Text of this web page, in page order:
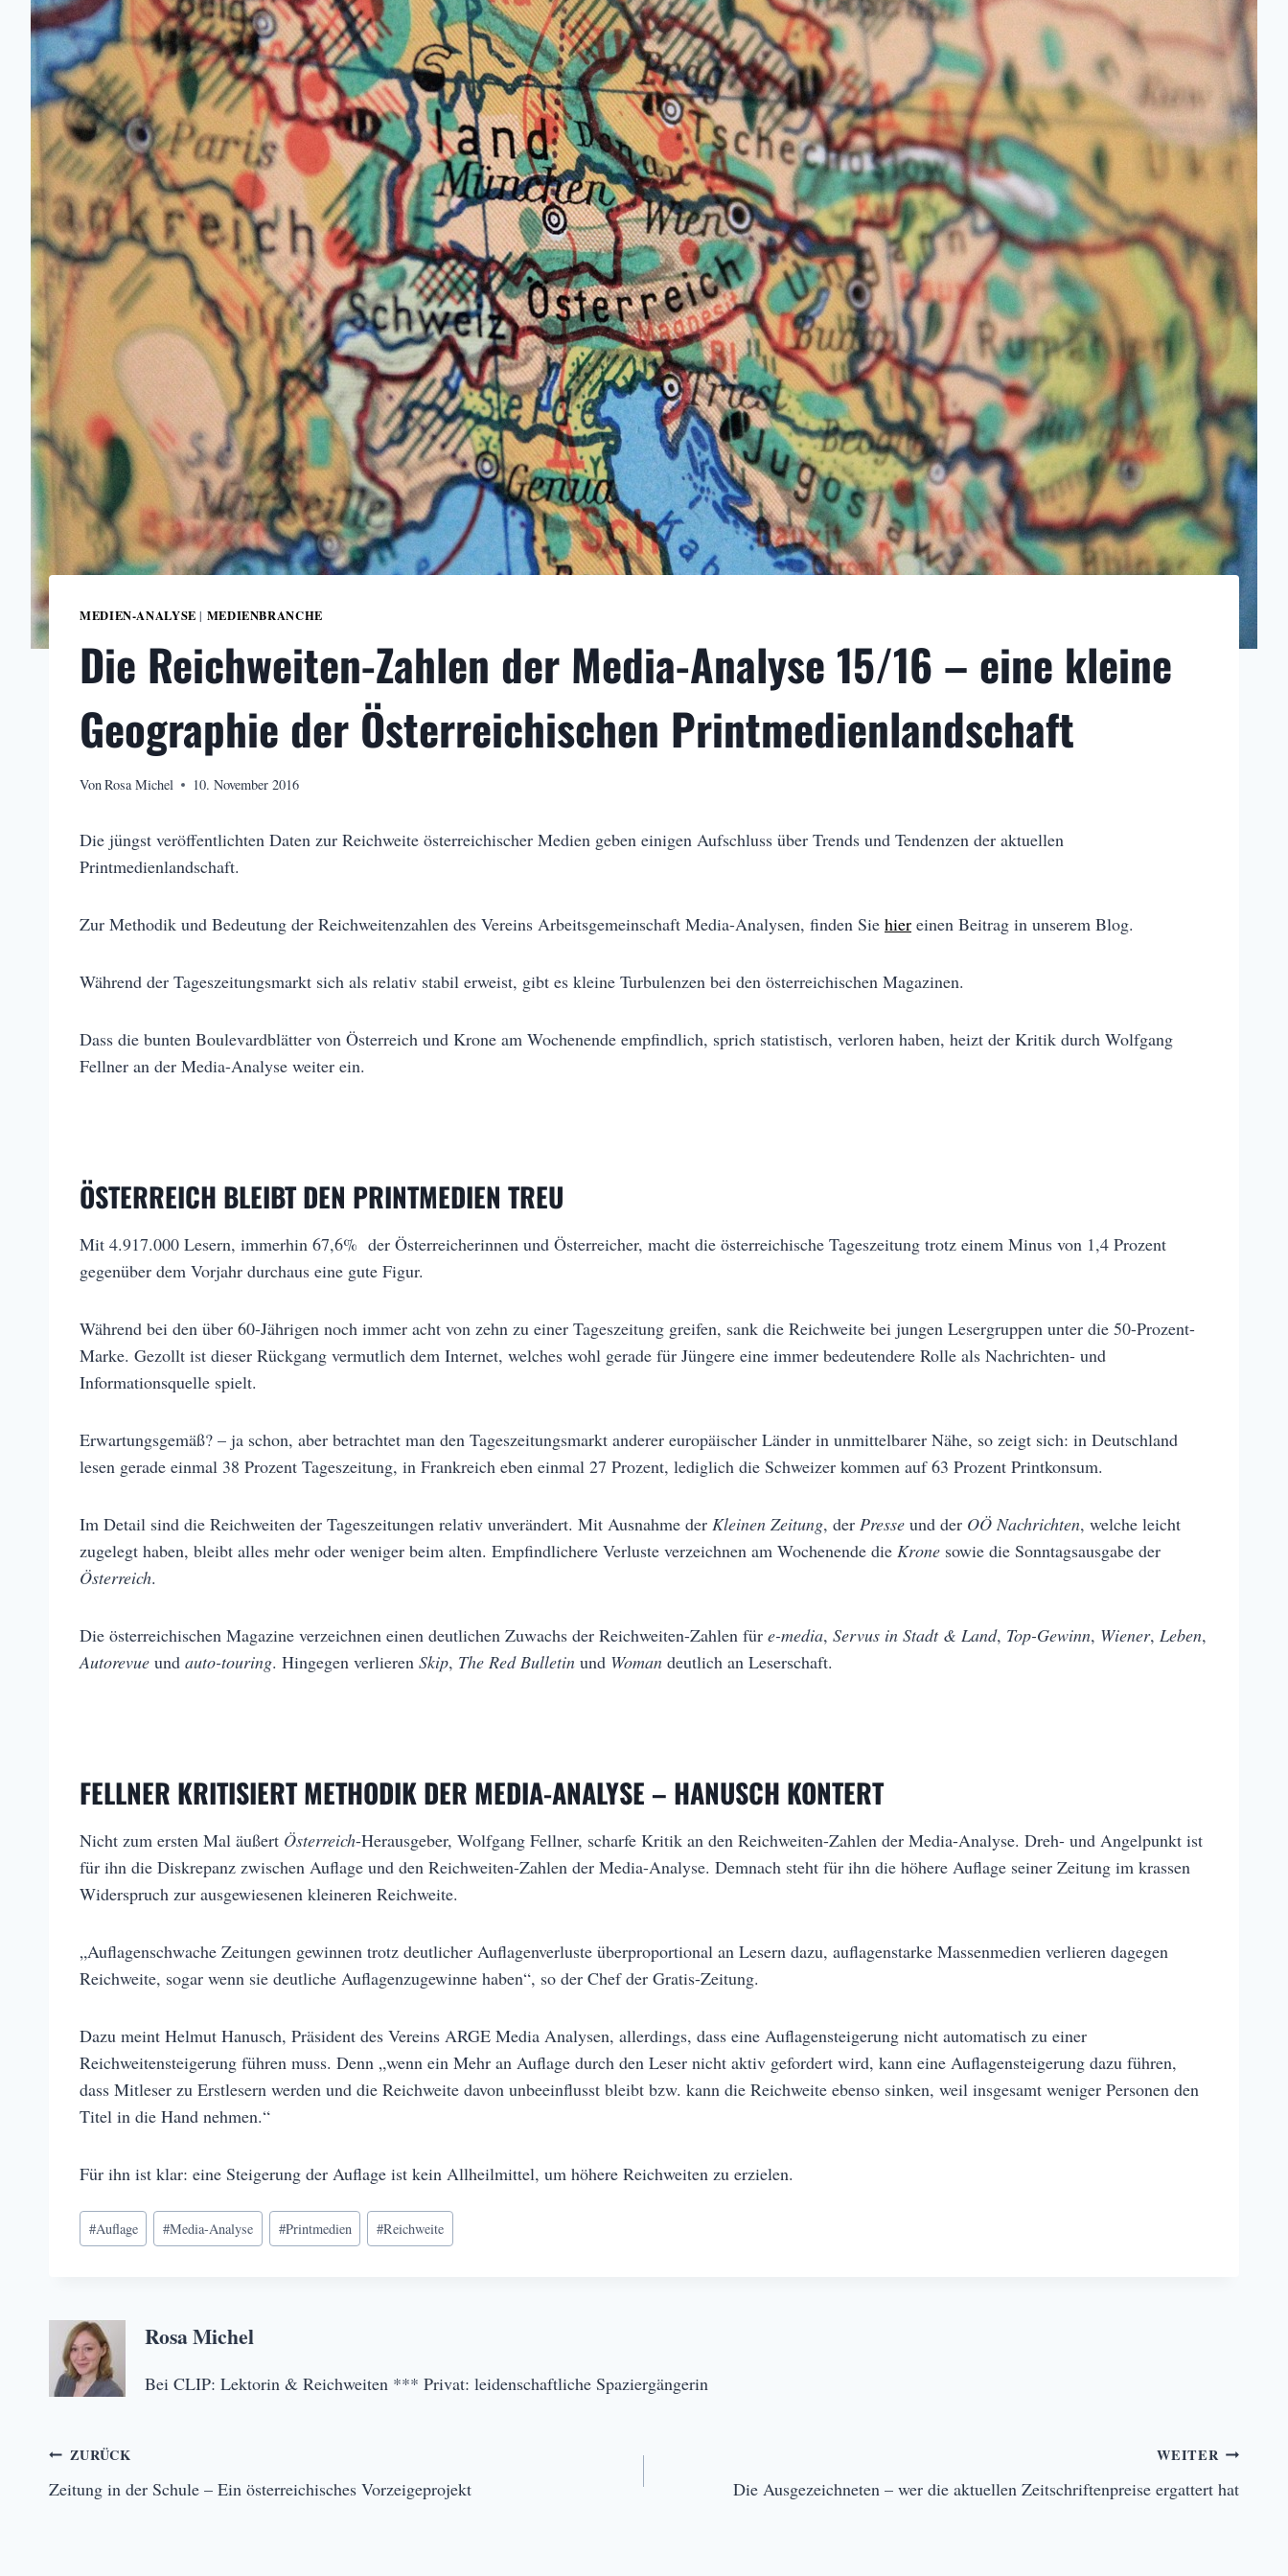
MEDIEN-ANALYSE | MEDIENBRANCHE
Die Reichweiten-Zahlen der Media-Analyse 15/16 – eine kleine
Geographie der Österreichischen Printmedienlandschaft
VonRosa Michel 10. November 2016
Die jüngst veröffentlichten Daten zur Reichweite österreichischer Medien geben einigen Aufschluss über Trends und Tendenzen der aktuellen
Printmedienlandschaft.
Zur Methodik und Bedeutung der Reichweitenzahlen des Vereins Arbeitsgemeinschaft Media-Analysen, finden Sie hier einen Beitrag in unserem Blog.
Während der Tageszeitungsmarkt sich als relativ stabil erweist, gibt es kleine Turbulenzen bei den österreichischen Magazinen.
Dass die bunten Boulevardblätter von Österreich und Krone am Wochenende empfindlich, sprich statistisch, verloren haben, heizt der Kritik durch Wolfgang
Fellner an der Media-Analyse weiter ein.
ÖSTERREICH BLEIBT DEN PRINTMEDIEN TREU
Mit 4.917.000 Lesern, immerhin 67,6% der Österreicherinnen und Österreicher, macht die österreichische Tageszeitung trotz einem Minus von 1,4 Prozent
gegenüber dem Vorjahr durchaus eine gute Figur.
Während bei den über 60-Jährigen noch immer acht von zehn zu einer Tageszeitung greifen, sank die Reichweite bei jungen Lesergruppen unter die 50-Prozent-
Marke. Gezollt ist dieser Rückgang vermutlich dem Internet, welches wohl gerade für Jüngere eine immer bedeutendere Rolle als Nachrichten- und
Informationsquelle spielt.
Erwartungsgemäß? – ja schon, aber betrachtet man den Tageszeitungsmarkt anderer europäischer Länder in unmittelbarer Nähe, so zeigt sich: in Deutschland
lesen gerade einmal 38 Prozent Tageszeitung, in Frankreich eben einmal 27 Prozent, lediglich die Schweizer kommen auf 63 Prozent Printkonsum.
Im Detail sind die Reichweiten der Tageszeitungen relativ unverändert. Mit Ausnahme der Kleinen Zeitung, der Presse und der OÖ Nachrichten, welche leicht
zugelegt haben, bleibt alles mehr oder weniger beim alten. Empfindlichere Verluste verzeichnen am Wochenende die Krone sowie die Sonntagsausgabe der
Österreich.
Die österreichischen Magazine verzeichnen einen deutlichen Zuwachs der Reichweiten-Zahlen für e-media, Servus in Stadt & Land, Top-Gewinn, Wiener, Leben,
Autorevue und auto-touring. Hingegen verlieren Skip, The Red Bulletin und Woman deutlich an Leserschaft.
FELLNER KRITISIERT METHODIK DER MEDIA-ANALYSE – HANUSCH KONTERT
Nicht zum ersten Mal äußert Österreich-Herausgeber, Wolfgang Fellner, scharfe Kritik an den Reichweiten-Zahlen der Media-Analyse. Dreh- und Angelpunkt ist
für ihn die Diskrepanz zwischen Auflage und den Reichweiten-Zahlen der Media-Analyse. Demnach steht für ihn die höhere Auflage seiner Zeitung im krassen
Widerspruch zur ausgewiesenen kleineren Reichweite.
„Auflagenschwache Zeitungen gewinnen trotz deutlicher Auflagenverluste überproportional an Lesern dazu, auflagenstarke Massenmedien verlieren dagegen
Reichweite, sogar wenn sie deutliche Auflagenzugewinne haben“, so der Chef der Gratis-Zeitung.
Dazu meint Helmut Hanusch, Präsident des Vereins ARGE Media Analysen, allerdings, dass eine Auflagensteigerung nicht automatisch zu einer
Reichweitensteigerung führen muss. Denn „wenn ein Mehr an Auflage durch den Leser nicht aktiv gefordert wird, kann eine Auflagensteigerung dazu führen,
dass Mitleser zu Erstlesern werden und die Reichweite davon unbeeinflusst bleibt bzw. kann die Reichweite ebenso sinken, weil insgesamt weniger Personen den
Titel in die Hand nehmen.“
Für ihn ist klar: eine Steigerung der Auflage ist kein Allheilmittel, um höhere Reichweiten zu erzielen.
Schlagworte:
#Auflage #Media-Analyse #Printmedien #Reichweite
Rosa Michel
Bei CLIP: Lektorin & Reichweiten *** Privat: leidenschaftliche Spaziergängerin
Beitragsnavigation
ZURÜCK
Zeitung in der Schule – Ein österreichisches Vorzeigeprojekt
WEITER
Die Ausgezeichneten – wer die aktuellen Zeitschriftenpreise ergattert hat